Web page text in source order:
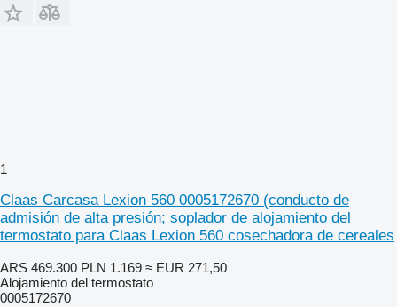
1
Claas Carcasa Lexion 560 0005172670 (conducto de
admisión de alta presión; soplador de alojamiento del
termostato para Claas Lexion 560 cosechadora de cereales
ARS 469.300 PLN 1.169 ≈ EUR 271,50
Alojamiento del termostato
0005172670